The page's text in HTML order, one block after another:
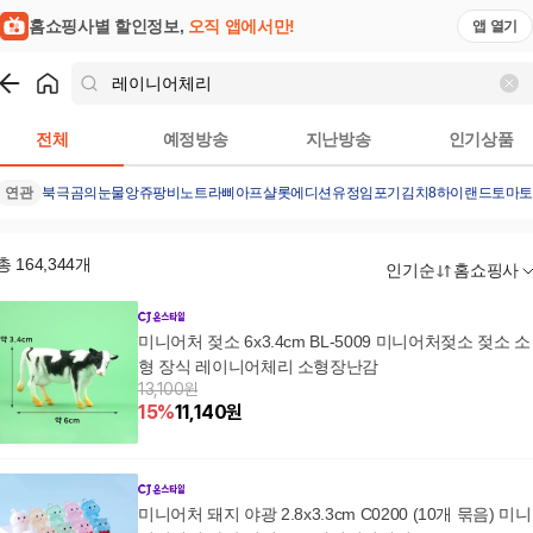
홈쇼핑사별 할인정보, 오직 앱에서만! 앱 열기
전체 예정방송 지난방송 인기상품
연관 북극곰의눈물앙쥬팡비노트라삐아프샬롯에디션 유정임포기김치8하이랜드토마토
164,344개 인기순 홈쇼핑사
미니어처 젖소 6x3.4cm BL-5009 미니어처젖소 젖소 소
형 장식 레이니어체리 소형장난감
13,100원
15%11,140원
미니어처 돼지 야광 2.8x3.3cm C0200 (10개 묶음) 미니